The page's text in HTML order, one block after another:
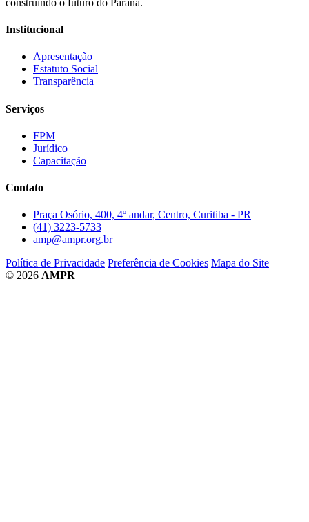
Institucional
Apresentação
Estatuto Social
Transparência
Serviços
FPM
Jurídico
Capacitação
Contato
Praça Osório, 400, 4º andar, Centro, Curitiba - PR
(41) 3223-5733
amp@ampr.org.br
Política de Privacidade Preferência de Cookies Mapa do Site
© 2026 AMPR